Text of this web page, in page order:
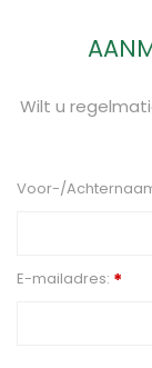
Wilt u
Voor-/
E-mailadres: *